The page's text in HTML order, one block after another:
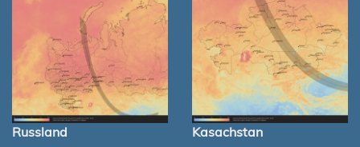
Russland Kasachstan